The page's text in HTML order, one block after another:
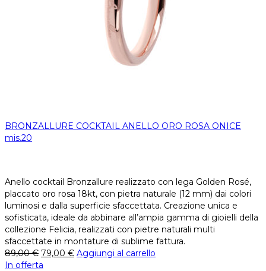
BRONZALLURE COCKTAIL ANELLO ORO ROSA ONICE
mis.20
Anello cocktail Bronzallure realizzato con lega Golden Rosé,
placcato oro rosa 18kt, con pietra naturale (12 mm) dai colori
luminosi e dalla superficie sfaccettata. Creazione unica e
sofisticata, ideale da abbinare all’ampia gamma di gioielli della
collezione Felicia, realizzati con pietre naturali multi
sfaccettate in montature di sublime fattura.
89,00€ 79,00 € Aggiungi al carrello
In offerta